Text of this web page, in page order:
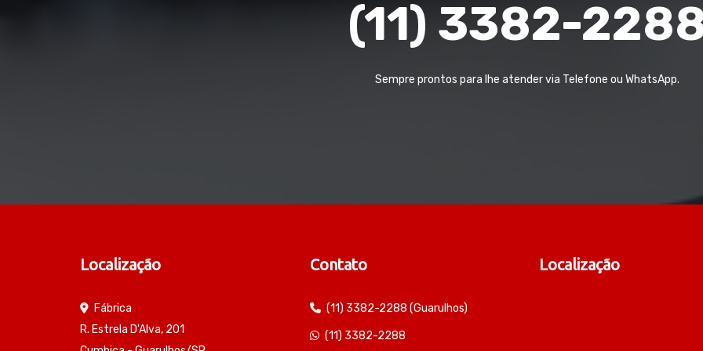
(11) 3382-
Sempre prontos para lhe atender via Telefone ou WhatsApp.
Localização
Fábrica
R. Estrela D'Alva, 201
Contato
(11) 3382-2288 (Guarulhos)
(11) 3382-2288
Localização